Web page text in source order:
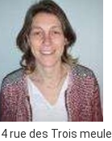
rue des Trois